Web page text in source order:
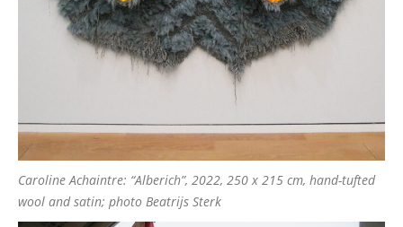
Caroline Achaintre: “Alberich”, 2022, 250 x 215 cm, hand-tufted
wool and satin; photo Beatrijs Sterk